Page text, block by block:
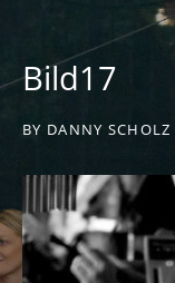
Bild17
BY DANNY SCHOLZ